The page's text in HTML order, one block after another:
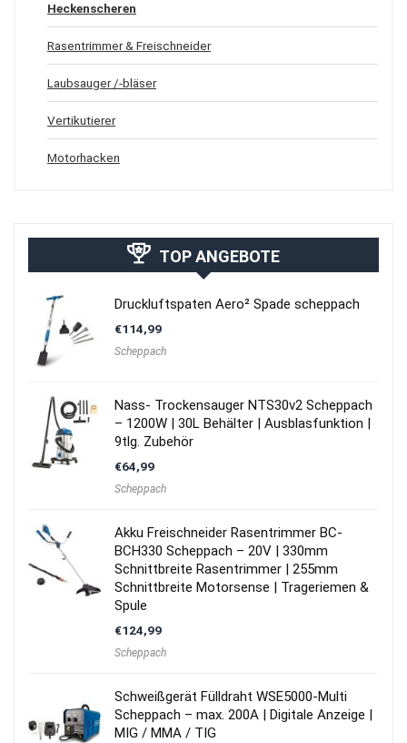
Heckenscheren
Rasentrimmer & Freischneider
Laubsauger /-bläser
Vertikutierer
Motorhacken
TOP ANGEBOTE
Druckluftspaten Aero² Spade scheppach
€114,99
Scheppach
Nass- Trockensauger NTS30v2 Scheppach
– 1200W | 30L Behälter | Ausblasfunktion |
9tlg. Zubehör
€64,99
Scheppach
Akku Freischneider Rasentrimmer BC-
BCH330 Scheppach – 20V | 330mm
Schnittbreite Rasentrimmer | 255mm
Schnittbreite Motorsense | Trageriemen &
Spule
€124,99
Scheppach
Schweißgerät Fülldraht WSE5000-Multi
Scheppach – max. 200A | Digitale Anzeige |
MIG / MMA / TIG